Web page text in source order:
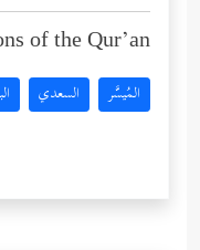
of the Qur’an:
المُيسَّر السعدي